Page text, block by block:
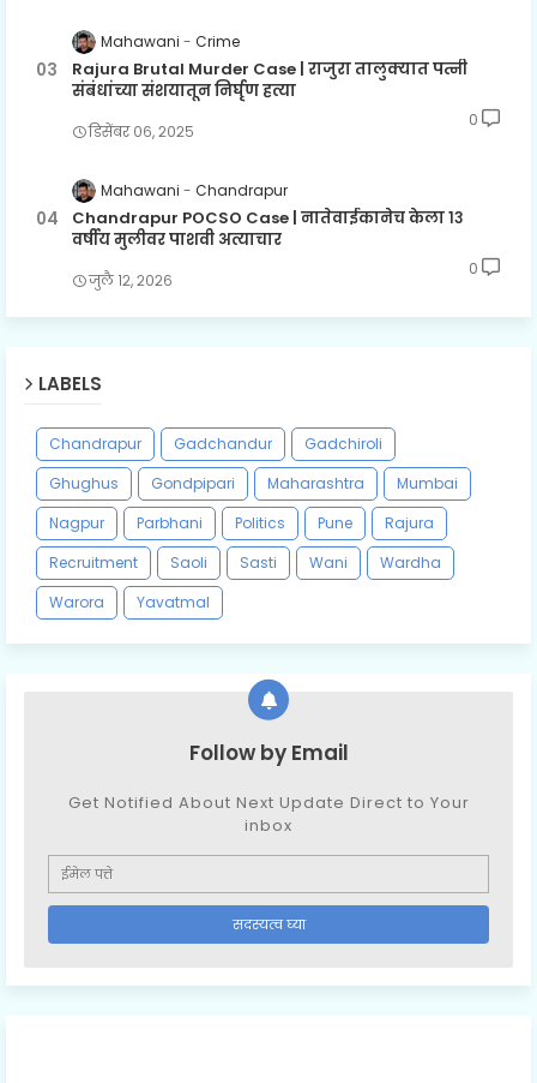
Mahawani Crime
Rajura Brutal Murder Case | राजुरा तालुक्यात पत्नी
संबंधांच्या संशयातून निर्घृण हत्या
डिसेंबर ०६, २०२५
0
Mahawani Chandrapur
Chandrapur POCSO Case | नातेवाईकानेच केला १३
वर्षीय मुलीवर पाशवी अत्याचार
जुलै १२, २०२६
0
LABELS
Chandrapur Gadchandur
Gadchiroli
Ghughus
Gondpipari Maharashtra
Mumbai
Nagpur
Parbhani Politics Pune
Rajura
Recruitment
Saoli Sasti Wani
Wardha
Warora
Yavatmal
Follow by Email
Get Notified About Next Update Direct to Your
inbox